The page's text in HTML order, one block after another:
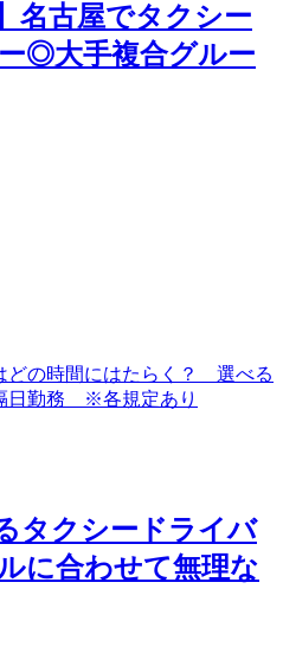
名古屋でタクシー
◎大手複合グルー
タクシードライバ
に合わせて無理な